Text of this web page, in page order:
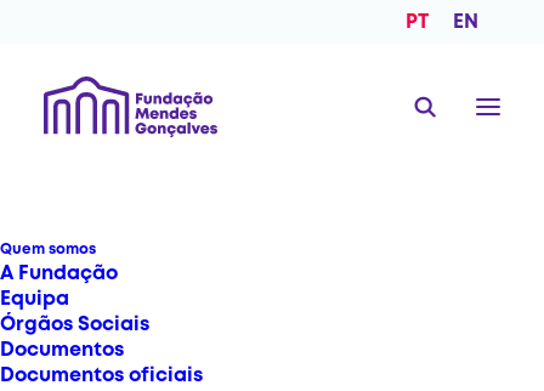
PT EN
Quem somos
A Fundação
Equipa
Órgãos Sociais
Documentos
Documentos oficiais
Notícias
NOTÍCIAS